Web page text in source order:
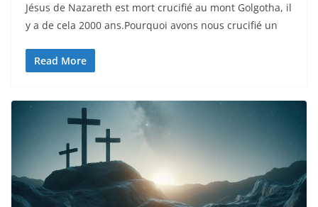
Jésus de Nazareth est mort crucifié au mont Golgotha, il
y a de cela 2000 ans.Pourquoi avons nous crucifié un
Read More